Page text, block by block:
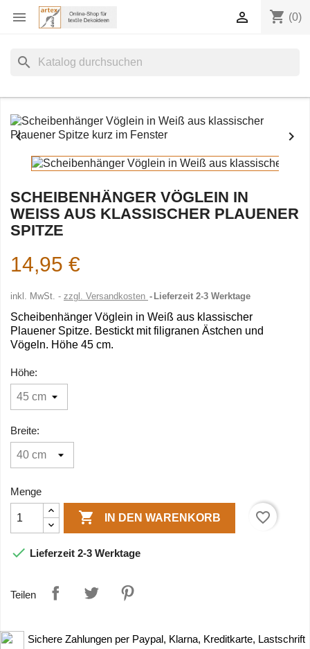
 shopping_cart (0)

search
 
SCHEIBENHÄNGER VÖGLEIN IN
WEISS AUS KLASSISCHER PLAUENER S
PITZE
14,95 €
inkl. MwSt. zzgl. Versandkosten Lieferzeit 2-3 Werktage
Scheibenhänger Vöglein in Weiß aus klassischer
Plauener Spitze. Bestickt mit filigranen Ästchen und
Vögeln. Höhe 45 cm.
Höhe:
Breite:
Menge
 IN DEN WARENKORB favorite_border
 Lieferzeit 2-3 Werktage
Teilen
Sichere Zahlungen per Paypal, Klarna, Kreditkarte, Lastschrift